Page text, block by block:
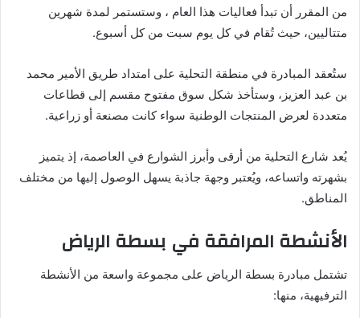
من المقرر أن تبدأ فعاليات هذا العام ، وستستمر لمدة شهرين
متتاليين، حيث تُقام في كل يوم سبت من كل أسبوع.
ستُعقد المبادرة في منطقة التحلية على امتداد طريق الأمير محمد
بن عبد العزيز، وستأخذ شكل سوق مفتوح مقسم إلى قطاعات
متعددة لعرض المنتجات الوطنية سواء كانت مصنعة أو زراعية.
يُعد شارع التحلية من أرقى وأبرز الشوارع في العاصمة، إذ يتميز
بشهرته واتساعه، ويُعتبر وجهة جاذبة يسهل الوصول إليها من مختلف
المناطق.
الأنشطة المرافقة في بسطة الرياض
تشتمل مبادرة بسطة الرياض على مجموعة واسعة من الأنشطة
الترفيهية، منها: